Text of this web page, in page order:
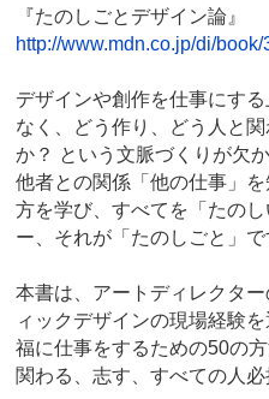
『たのしごとデザイン論』
http://www.mdn.co.jp/di/
デザインや創作を仕事にす
なく、どう作り、どう人と
か？ という文脈づくりが欠
他者との関係「他の仕事」
方を学び、すべてを「たの
ー、それが「たのしごと」で
本書は、アートディレクタ
ィックデザインの現場経験
福に仕事をするための50の
関わる、志す、すべての人必